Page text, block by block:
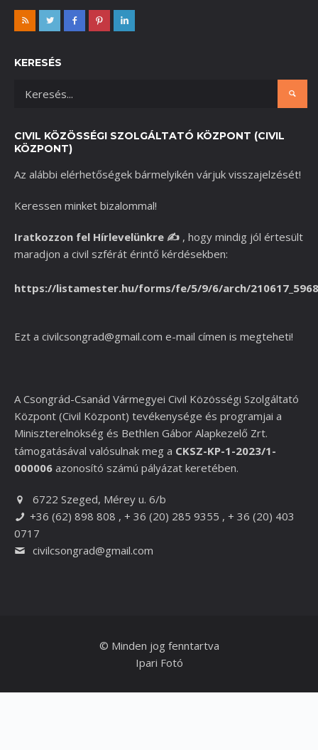
KERESÉS
CIVIL KÖZÖSSÉGI SZOLGÁLTATÓ KÖZPONT (CIVIL
KÖZPONT)
Az alábbi elérhetőségek bármelyikén várjuk visszajelzését!
Keressen minket bizalommal!
Iratkozzon fel Hírlevelünkre ✍️ , hogy mindig jól értesült
maradjon a civil szférát érintő kérdésekben:
https://listamester.hu/forms/fe/5/9/6/arch/
Ezt a civilcsongrad@gmail.com e-mail címen is megteheti!
A Csongrád-Csanád Vármegyei Civil Közösségi Szolgáltató
Központ (Civil Központ) tevékenysége és programjai a
Miniszterelnökség és Bethlen Gábor Alapkezelő Zrt.
támogatásával valósulnak meg a CKSZ-KP-1-2023/1-
000006 azonosító számú pályázat keretében.
6722 Szeged, Mérey u. 6/b
+36 (62) 898 808 , + 36 (20) 285 9355 , + 36 (20) 403
0717
civilcsongrad@gmail.com
© Minden jog fenntartva
Ipari Fotó